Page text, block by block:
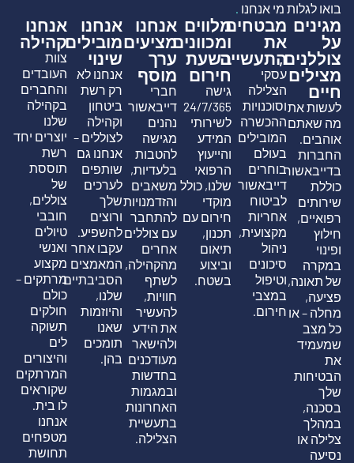
בואו לגלות מי אנחנו.
מגינים
על
צוללנים,
מצילים
חיים
לעשות את
מה שאתם
אוהבים.
החברות
בדייבאשור
כוללת
שירותים
רפואיים,
חילוץ
ופינוי
במקרה
של תאונה,
פציעה,
מחלה – או
כל מצב
שמעמיד
את
הבטיחות
שלך
בסכנה,
במהלך
צלילה או
נסיעה
מבטחים
את
התעשייה
עסקי
הצלילה
וסוכנויות
ההכשרה
המובילים
בעולם
בוחרים
דייבאשור
לביטוח
אחריות
מקצועית,
ניהול
סיכונים
וטיפול
במצבי
חירום.
מלווים
ומכוונים
בשעת
חירום
גישה
24/7/365
לשירותי
המידע
והייעוץ
הרפואי
שלנו, כולל
מוקדי
חירום עם
תכנון,
תיאום
וביצוע
בשטח.
אנחנו
מציעים
ערך
מוסף
חברי
דייבאשור
נהנים
מגישה
להטבות
בלעדיות,
משאבים
והזדמנויות
להתחבר
עם צוללים
אחרים
מהקהילה,
לשתף
חוויות,
להעשיר
את הידע
ולהישאר
מעודכנים
בחדשות
ובמגמות
האחרונות
בתעשיית
הצלילה.
אנחנו
מובילים
שינוי
אנחנו לא
רק רשת
ביטחון
וקהילה
לצוללים –
אנחנו גם
שותפים
לערכים
שלך
ורוצים
להשפיע.
עקבו אחר
המאמצים
הסביבתיים
שלנו,
והיוזמות
שאנו
תומכים
בהן.
אנחנו
קהילה
צוות
העובדים
והחברים
בקהילה
שלנו
יוצרים יחד
רשת
תוססת
של
צוללים,
חובבי
טיולים
ואנשי
מקצוע
מרתקים –
כולם
חולקים
תשוקה
לים
והיצורים
המרתקים
שקוראים
לו בית.
אנחנו
מטפחים
תחושת